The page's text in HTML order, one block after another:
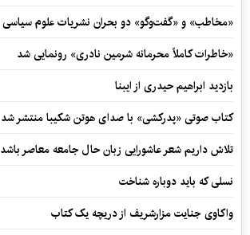
«مخاطب» و «گفت‌وگو» دو بحران نشریات علوم سیاسی
«خاطرات کاملاً محرمانه شرمین نادری» رونمایی شد
بازدید ابراهیم حیدری از ایبنا
کتاب صوتی «پدرکشی» با صدای هوتن شکیبا منتشر شد
تلاش داریم شعر عاشورایی زبان حال جامعه معاصر باشد
نسلی که باید دوباره شناخت
واکاوی جنایت مزارشریف از دریچه یک کتاب